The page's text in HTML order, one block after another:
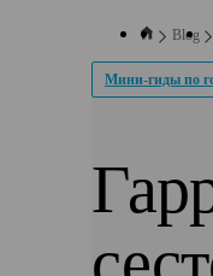
Blog
Мини-гиды по